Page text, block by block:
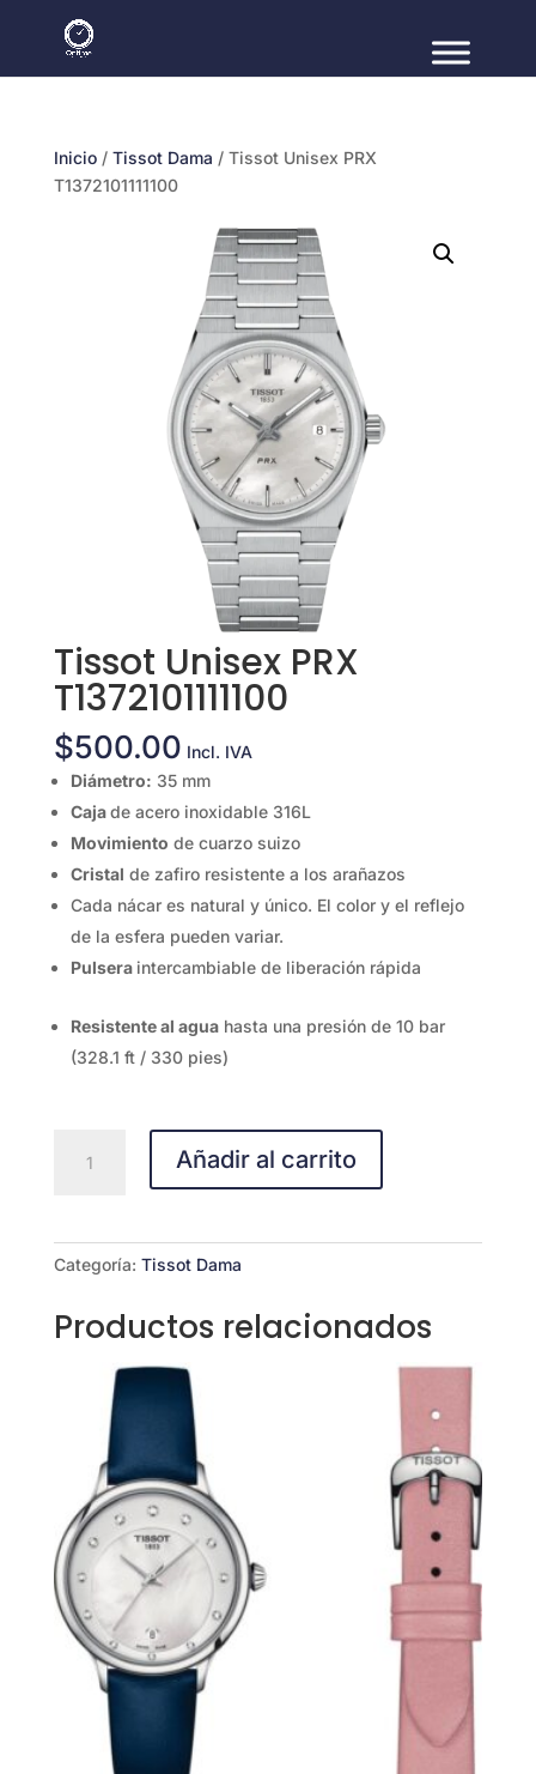
Inicio/ Tissot Dama / Tissot Unisex PRX
T1372101111100
Tissot Unisex PRX
T1372101111100
$500.00 Incl. IVA
Diámetro: 35 mm
Cajade acero inoxidable 316L
Movimiento de cuarzo suizo
Cristal de zafiro resistente a los arañazos
Cada nácar es natural y único. El color y el reflejo
de la esfera pueden variar.
Pulsera intercambiable de liberación rápida
Resistente al aguahasta una presión de 10 bar
(328.1 ft / 330 pies)
Unisex
Añadir al carrito
Categoría: Tissot Dama
Productos relacionados